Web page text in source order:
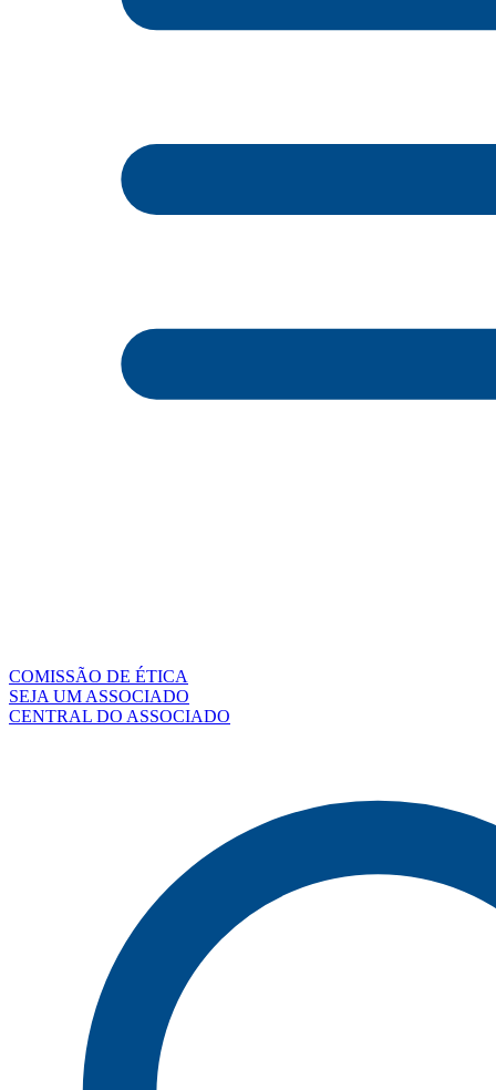
COMISSÃO DE ÉTICA
SEJA UM ASSOCIADO
CENTRAL DO ASSOCIADO